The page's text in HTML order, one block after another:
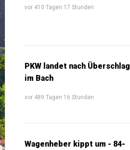
vor 410 Tagen 17 Stunden
PKW landet nach Überschlag
im Bach
vor 489 Tagen 16 Stunden
Wagenheber kippt um - 84-